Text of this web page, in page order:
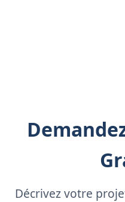
Décrivez votre